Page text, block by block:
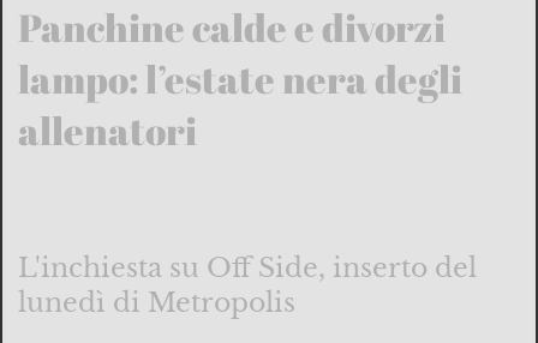
Panchine calde e divorzi
lampo: l’estate nera degli
allenatori
L'inchiesta su Off Side, inserto del
lunedì di Metropolis